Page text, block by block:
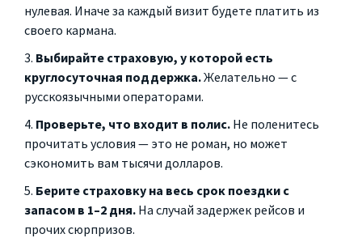
нулевая. Иначе за каждый визит будете платить из
своего кармана.
Выбирайте страховую, у которой есть
круглосуточная поддержка.Желательно — с
русскоязычными операторами.
Проверьте, что входит в полис. Не поленитесь
прочитать условия — это не роман, но может
сэкономить вам тысячи долларов.
Берите страховку на весь срок поездки с
запасом в 1–2 дня. На случай задержек рейсов и
прочих сюрпризов.